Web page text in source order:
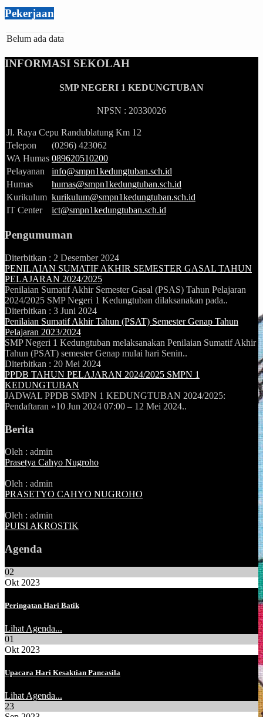
Pekerjaan
Belum ada data
INFORMASI SEKOLAH
SMP NEGERI 1 KEDUNGTUBAN
NPSN : 20330026
Jl. Raya Cepu Randublatung Km 12
Telepon
(0296) 423062
WA Humas 089620510200
Pelayanan
info@smpn1kedungtuban.sch.id
Humas
humas@smpn1kedungtuban.sch.id
Kurikulum kurikulum@smpn1kedungtuban.sch.id
IT Center
ict@smpn1kedungtuban.sch.id
Pengumuman
Diterbitkan : 2 Desember 2024
PENILAIAN SUMATIF AKHIR SEMESTER GASAL TAHUN
PELAJARAN 2024/2025
Penilaian Sumatif Akhir Semester Gasal (PSAS) Tahun Pelajaran
2024/2025 SMP Negeri 1 Kedungtuban dilaksanakan pada..
Diterbitkan : 3 Juni 2024
Penilaian Sumatif Akhir Tahun (PSAT) Semester Genap Tahun
Pelajaran 2023/2024
SMP Negeri 1 Kedungtuban melaksanakan Penilaian Sumatif Akhir
Tahun (PSAT) semester Genap mulai hari Senin..
Diterbitkan : 20 Mei 2024
PPDB TAHUN PELAJARAN 2024/2025 SMPN 1
KEDUNGTUBAN
JADWAL PPDB SMPN 1 KEDUNGTUBAN 2024/2025:
Pendaftaran »10 Jun 2024 07:00 – 12 Mei 2024..
Berita
Oleh : admin
Prasetya Cahyo Nugroho
Oleh : admin
PRASETYO CAHYO NUGROHO
Oleh : admin
PUISI AKROSTIK
Agenda
02
Okt 2023
Peringatan Hari Batik
Lihat Agenda...
01
Okt 2023
Upacara Hari Kesaktian Pancasila
Lihat Agenda...
23